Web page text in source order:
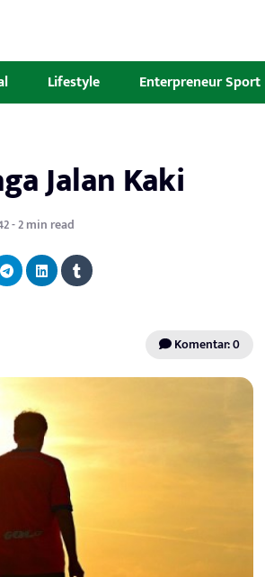
Lifestyle Enterpreneur Sport
Jalan Kaki
- 2 min read
Komentar: 0